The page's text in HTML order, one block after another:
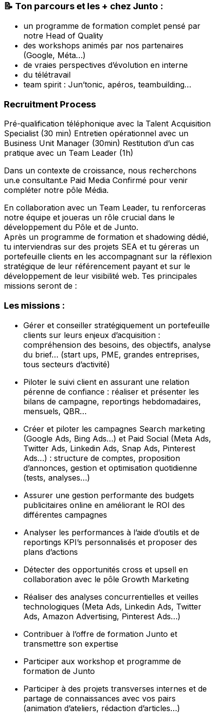
📝 Ton parcours et les + chez Junto :
un programme de formation complet pensé par
notre Head of Quality
des workshops animés par nos partenaires
(Google, Méta…)
de vraies perspectives d’évolution en interne
du télétravail
team spirit : Jun’tonic, apéros, teambuilding…
Recruitment Process
Pré-qualification téléphonique avec la Talent Acquisition
Specialist (30 min) Entretien opérationnel avec un
Business Unit Manager (30min) Restitution d’un cas
pratique avec un Team Leader (1h)
Dans un contexte de croissance, nous recherchons
un.e consultant.e Paid Media Confirmé pour venir
compléter notre pôle Média.
En collaboration avec un Team Leader, tu renforceras
notre équipe et joueras un rôle crucial dans le
développement du Pôle et de Junto.
Après un programme de formation et shadowing dédié,
tu interviendras sur des projets SEA et tu géreras un
portefeuille clients en les accompagnant sur la réflexion
stratégique de leur référencement payant et sur le
développement de leur visibilité web. Tes principales
missions seront de :
Les missions :
Gérer et conseiller stratégiquement un portefeuille
clients sur leurs enjeux d’acquisition :
compréhension des besoins, des objectifs, analyse
du brief… (start ups, PME, grandes entreprises,
tous secteurs d’activité)
Piloter le suivi client en assurant une relation
pérenne de confiance : réaliser et présenter les
bilans de campagne, reportings hebdomadaires,
mensuels, QBR…
Créer et piloter les campagnes Search marketing
(Google Ads, Bing Ads…) et Paid Social (Meta Ads,
Twitter Ads, Linkedin Ads, Snap Ads, Pinterest
Ads…) : structure de comptes, proposition
d’annonces, gestion et optimisation quotidienne
(tests, analyses…)
Assurer une gestion performante des budgets
publicitaires online en améliorant le ROI des
différentes campagnes
Analyser les performances à l’aide d’outils et de
reportings KPI’s personnalisés et proposer des
plans d’actions
Détecter des opportunités cross et upsell en
collaboration avec le pôle Growth Marketing
Réaliser des analyses concurrentielles et veilles
technologiques (Meta Ads, Linkedin Ads, Twitter
Ads, Amazon Advertising, Pinterest Ads…)
Contribuer à l’offre de formation Junto et
transmettre son expertise
Participer aux workshop et programme de
formation de Junto
Participer à des projets transverses internes et de
partage de connaissances avec vos pairs
(animation d’ateliers, rédaction d’articles…)